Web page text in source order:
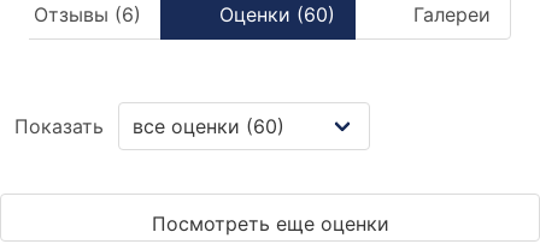
Отзывы (6) Оценки (60) Галереи
Показать
Посмотреть еще оценки